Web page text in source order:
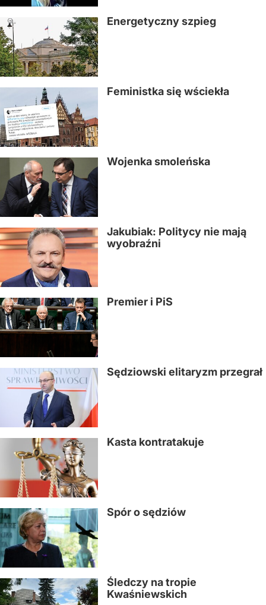
Energetyczny szpieg
Feministka się wściekła
Wojenka smoleńska
Jakubiak: Politycy nie mają
wyobraźni
Premier i PiS
Sędziowski elitaryzm przegrał
Kasta kontratakuje
Spór o sędziów
Śledczy na tropie
Kwaśniewskich